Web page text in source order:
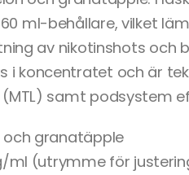
ml-behållare, vilket
av nikotinshots och
i koncentratet och är
samt podsystem
granatäpple
ml (utrymme för